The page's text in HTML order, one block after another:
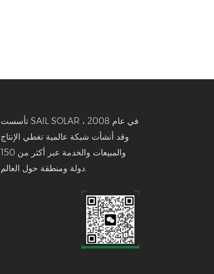
تأسست SAIL SOLAR في عام 2008 ،
وقد أنشأت شبكة عالمية تغطي الإنتاج
والمبيعات والخدمة عبر أكثر من 150
دولة ومنطقة حول العالم.